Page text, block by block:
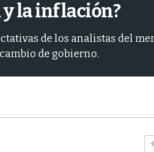
y la inflación?
de los analistas del
de gobierno.